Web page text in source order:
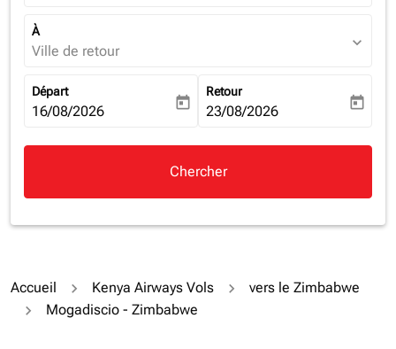
À
Ville de retour expand_more
Départ
fc-booking-departure-date-aria-label
16/08/2026 today
Retour
fc-booking-return-date-aria-
23/08/2026 today
Chercher
Accueil Kenya Airways Vols
vers le Zimbabwe
Mogadiscio - Zimbabwe